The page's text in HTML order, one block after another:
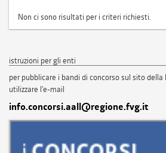
Non ci sono risultati per i criteri richiesti.
istruzioni per gli enti
per pubblicare i bandi di concorso sul sito
utilizzare l'e-mail
info.concorsi.aall@regione.fvg.it